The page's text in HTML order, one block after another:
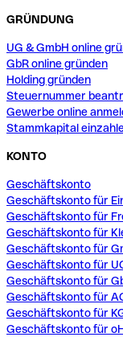
GRÜNDUNG
UG & GmbH online
GbR online gründen
Holding gründen
Steuernummer
Gewerbe online
Stammkapital
KONTO
Geschäftskonto
Geschäftskonto für
Geschäftskonto für
Geschäftskonto für
Geschäftskonto für
Geschäftskonto für
Geschäftskonto für
Geschäftskonto für
Geschäftskonto für
Geschäftskonto für